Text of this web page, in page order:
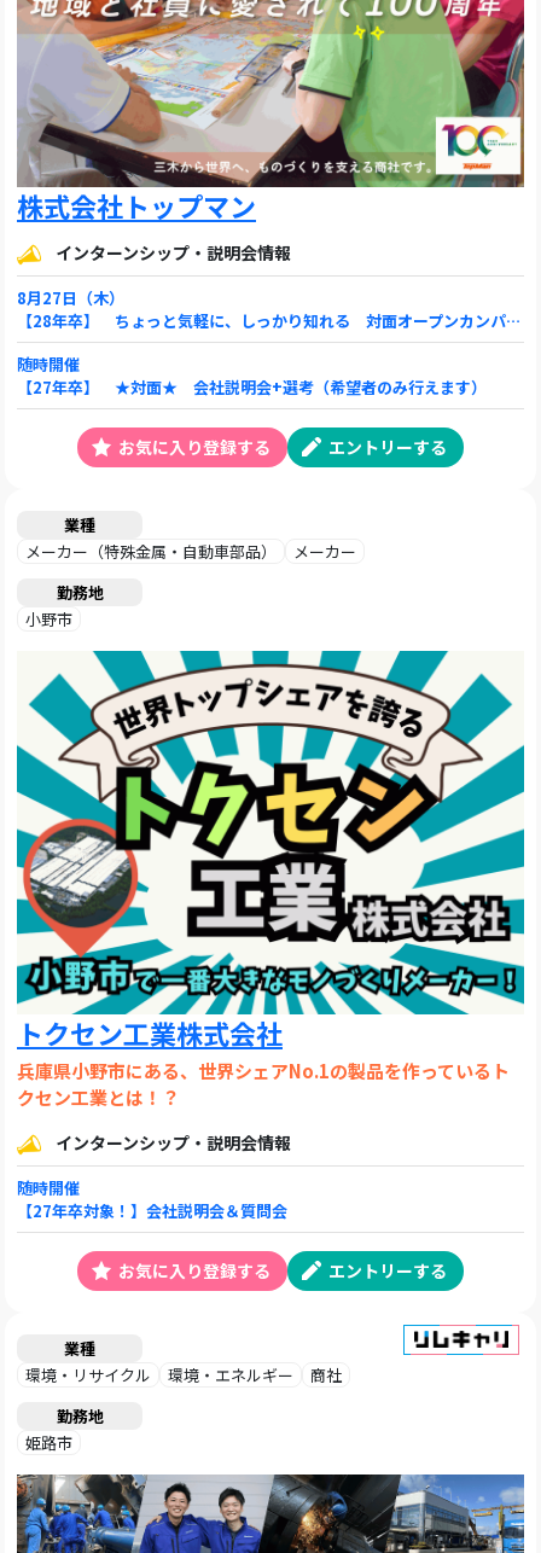
株式会社トップマン
インターンシップ・説明会情報
8月27日（木）
【28年卒】 ちょっと気軽に、しっかり知れる 対面オープンカンパニー！
随時開催
【27年卒】 ★対面★ 会社説明会+選考（希望者のみ行えます）
お気に入り登録する エントリーする
業種
メーカー（特殊金属・自動車部品）
メーカー
勤務地
小野市
トクセン工業株式会社
兵庫県小野市にある、世界シェアNo.1の製品を作っているト
クセン工業とは！？
インターンシップ・説明会情報
随時開催
【27年卒対象！】会社説明会＆質問会
お気に入り登録する エントリーする
業種
環境・リサイクル
環境・エネルギー
商社
勤務地
姫路市